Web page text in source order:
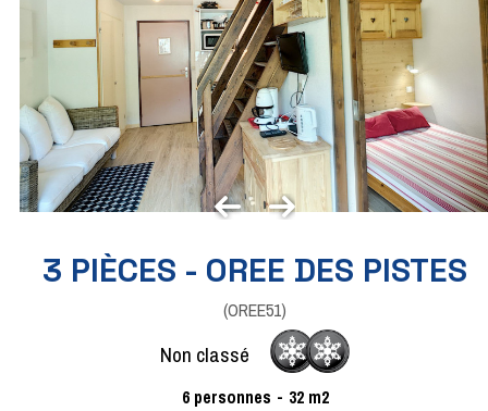
3 PIÈCES - OREE DES PISTES
(OREE51)
Non classé
6 personnes 32 m2